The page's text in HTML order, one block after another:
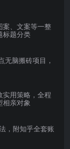
案、文案等一整
标题分类
无脑搬砖项目，
实用策略，全程
相亲对象
，附知乎全套账